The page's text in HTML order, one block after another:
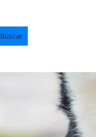
Buscar